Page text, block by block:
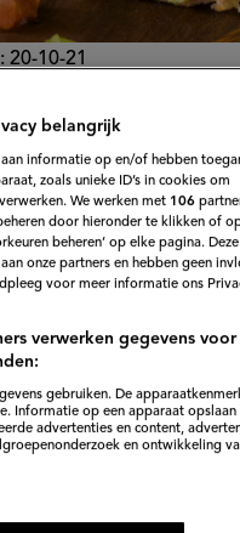
20-10-21
belangrijk
informatie op en/of hebben
zoals unieke ID’s in cookies om
We werken met 106
door hieronder te klikken of
beheren’ op elke pagina.
onze partners en hebben geen
voor meer informatie ons
verwerken gegevens voor
gebruiken. De
Informatie op een apparaat
advertenties en content,
en ontwikkeling